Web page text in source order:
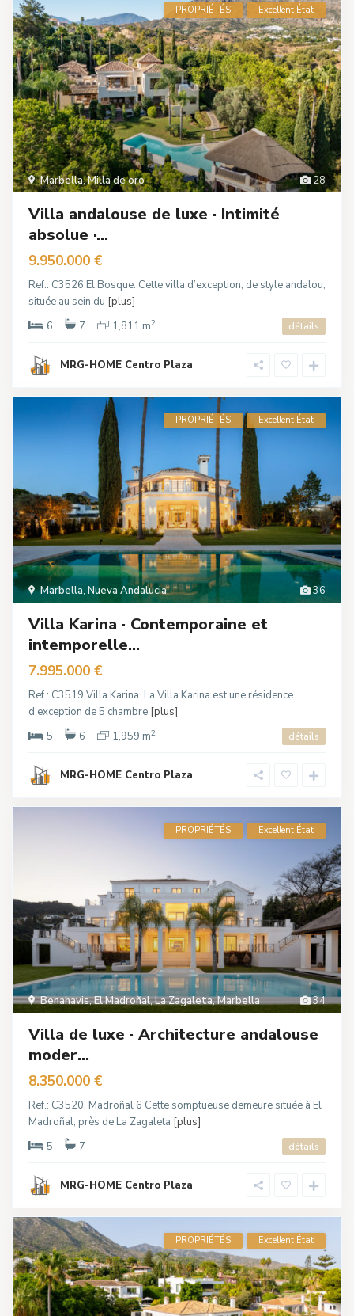
28
Marbella,Milla de oro
PROPRIÉTÉS Excellent État
Villa andalouse de luxe · Intimité
absolue ·...
9.950.000 €
Ref.: C3526 El Bosque. Cette villa d’exception, de style andalou,
située au sein du [plus]
6
7 1,811 m2 détails
MRG-HOME Centro Plaza
36
Marbella, Nueva Andalucia
PROPRIÉTÉS Excellent État
Villa Karina · Contemporaine et
intemporelle...
7.995.000 €
Ref.: C3519 Villa Karina. La Villa Karina est une résidence
d’exception de 5 chambre [plus]
5
6 1,959 m2 détails
MRG-HOME Centro Plaza
34
Benahavis,El Madroñal,La Zagaleta,Marbella
PROPRIÉTÉS Excellent État
Villa de luxe · Architecture andalouse
moder...
8.350.000 €
Ref.: C3520. Madroñal 6 Cette somptueuse demeure située à El
Madroñal, près de La Zagaleta [plus]
5
7 détails
MRG-HOME Centro Plaza
PROPRIÉTÉS Excellent État